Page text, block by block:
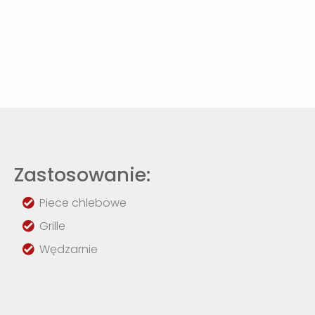
Zastosowanie:
Piece chlebowe
Grille
Wędzarnie